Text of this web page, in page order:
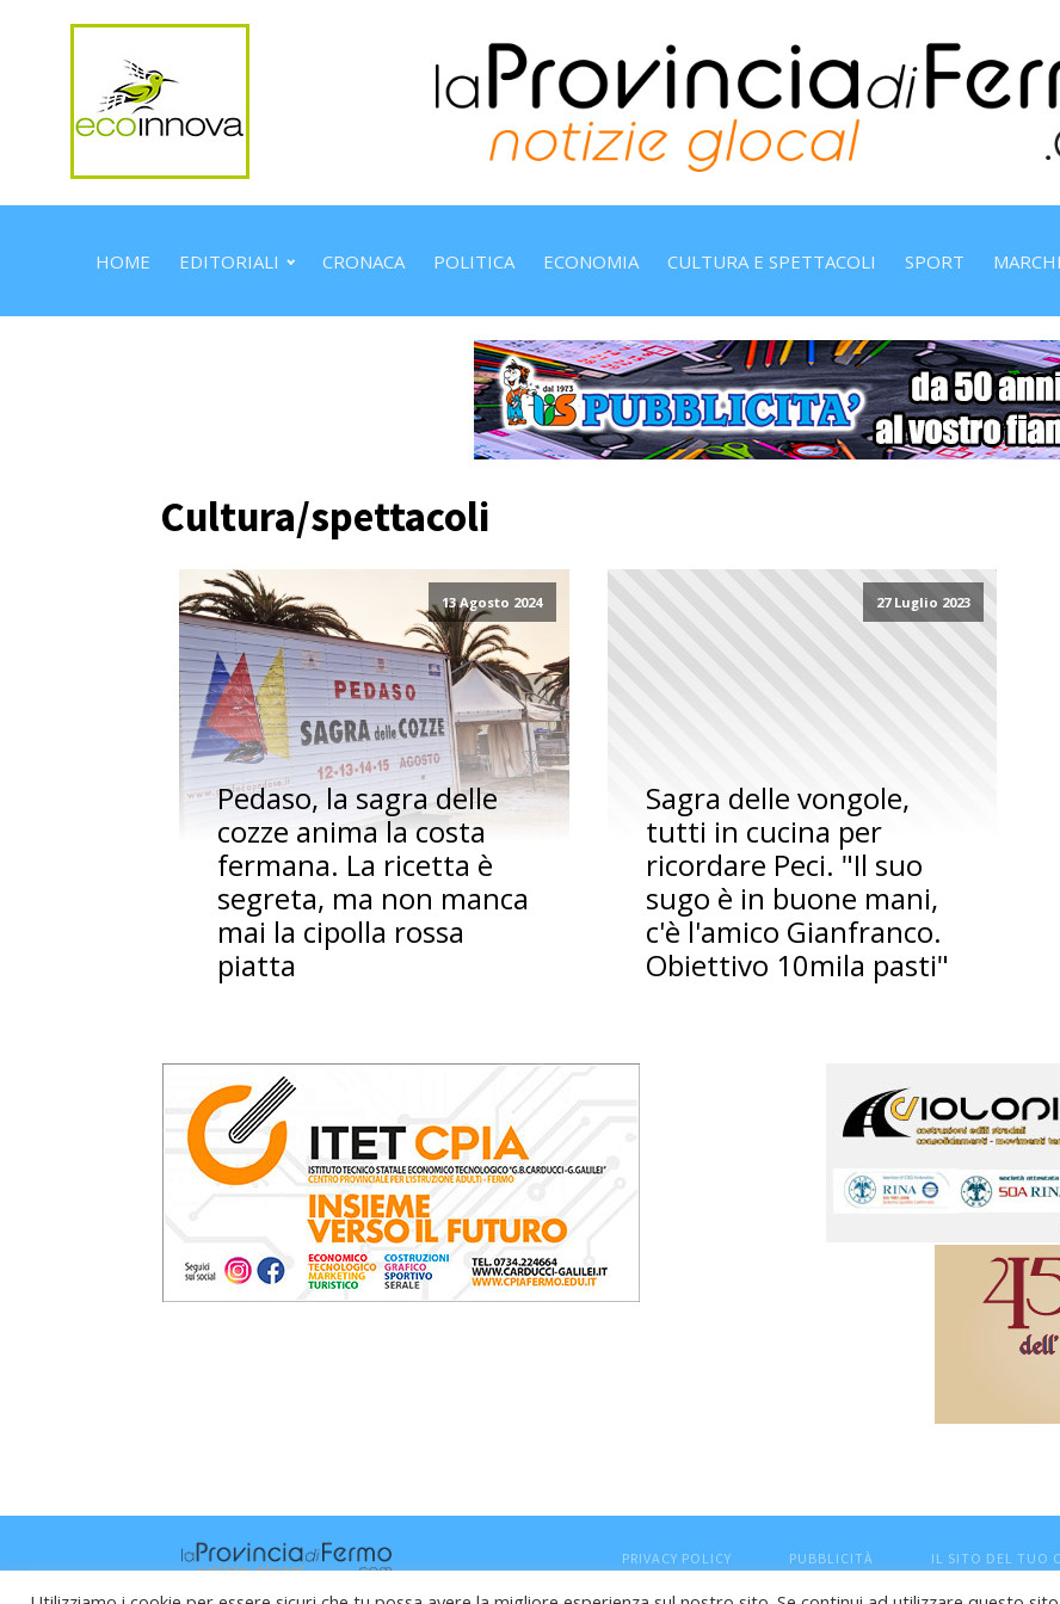
HOME EDITORIALI CRONACA POLITICA ECONOMIA CULTURA E SPETTACOLI SPORT
Cultura/spettacoli
13 Agosto 2024
Pedaso, la sagra delle
cozze anima la costa
fermana. La ricetta è
segreta, ma non manca
mai la cipolla rossa
piatta
27 Luglio 2023
Sagra delle vongole,
tutti in cucina per
ricordare Peci. "Il suo
sugo è in buone mani,
c'è l'amico Gianfranco.
Obiettivo 10mila pasti"
PRIVACY POLICY PUBBLICITÀ IL SITO DEL TUO